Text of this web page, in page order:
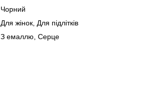
Чорний
Для жінок, Для підлітків
З емаллю, Серце